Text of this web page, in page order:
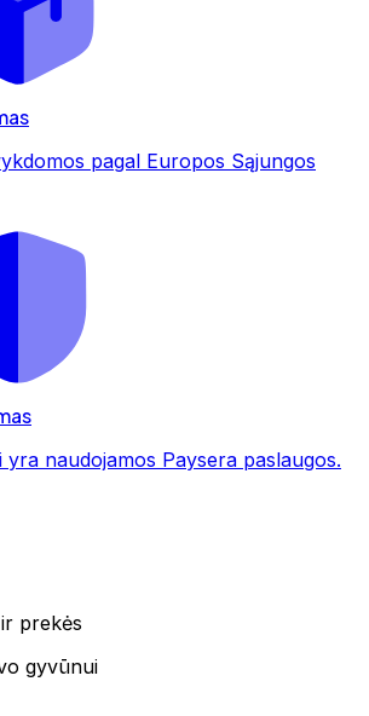
pagal Europos Sąjungos
yra naudojamos Paysera paslaugos.
prekės
gyvūnui